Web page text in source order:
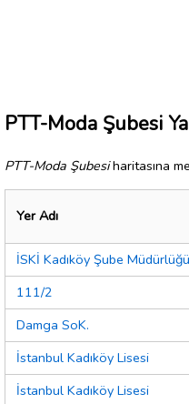
PTT-Moda Şubesi
PTT-Moda Şubesiharitasına
Yer Adı
İSKİ Kadıköy Şube Müdürlüğü
111/2
Damga SoK.
İstanbul Kadıköy Lisesi
İstanbul Kadıköy Lisesi